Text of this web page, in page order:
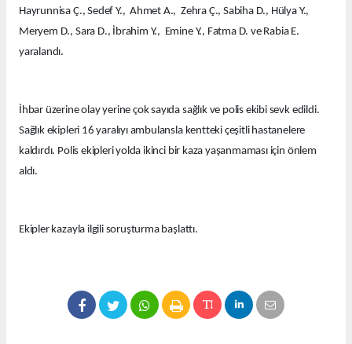
Hayrunnisa Ç., Sedef Y., Ahmet A., Zehra Ç., Sabiha D., Hülya Y.,
Meryem D., Sara D., İbrahim Y., Emine Y., Fatma D. ve Rabia E.
yaralandı.
İhbar üzerine olay yerine çok sayıda sağlık ve polis ekibi sevk edildi.
Sağlık ekipleri 16 yaralıyı ambulansla kentteki çeşitli hastanelere
kaldırdı. Polis ekipleri yolda ikinci bir kaza yaşanmaması için önlem
aldı.
Ekipler kazayla ilgili soruşturma başlattı.